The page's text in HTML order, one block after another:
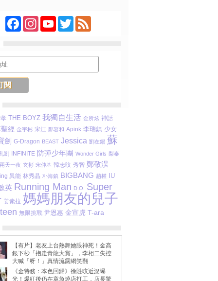
FacebookInstagramYouTubeTwitterFeed
THE BOYZ 我獨自生活 金所炫 神話
經 金宇彬 宋江 鄭容和 Apink 李瑞鎮 少女
劍 G-Dragon BEAST Jessica 劉在錫 蘇
劉 INFINITE 防彈少年團 Wonder Girls 梨泰
天一夜 玄彬 宋仲基 韓志旼 秀智 鄭敬淏
異能 林秀晶 朴海鎮 BIGBANG 趙權 IU
英 Running Man D.O.
Super
姜素拉 媽媽朋友的兒子
無限挑戰 尹恩惠 金宣虎 T-ara
【有片】老友上台熱舞她眼神死！金高
銀下秒「抱走青龍大賞」，李相二失控
大喊「呀！」真情流露網笑翻
《金特務：本色回歸》徐貹旼近況曝
光！爆紅後仍在章魚燒店打工，店長驚